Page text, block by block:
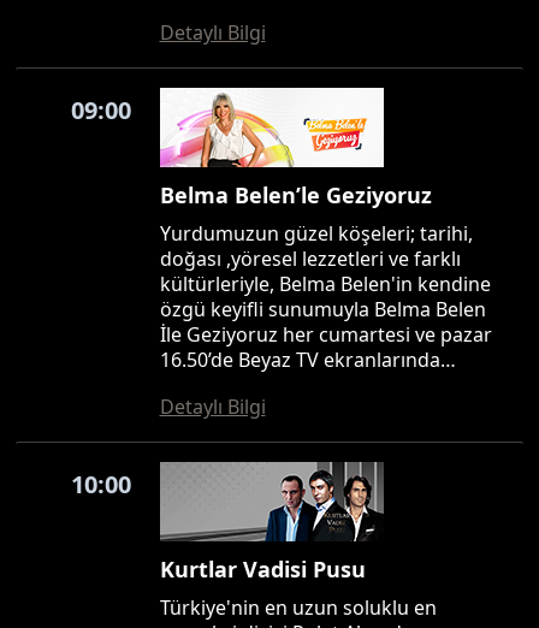
Detaylı Bilgi
09:00
Belma Belen’le Geziyoruz
Yurdumuzun güzel köşeleri; tarihi,
doğası ,yöresel lezzetleri ve farklı
kültürleriyle, Belma Belen'in kendine
özgü keyifli sunumuyla Belma Belen
İle Geziyoruz her cumartesi ve pazar
16.50’de Beyaz TV ekranlarında…
Detaylı Bilgi
10:00
Kurtlar Vadisi Pusu
Türkiye'nin en uzun soluklu en